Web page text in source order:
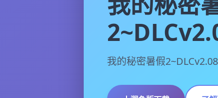
我的秘密暑假